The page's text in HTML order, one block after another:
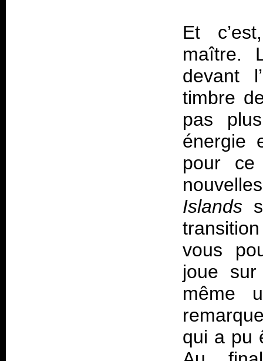
Et
maître.
devant
timbre
pas
énergie
pour
Islands
vous
joue
même
qui a pu